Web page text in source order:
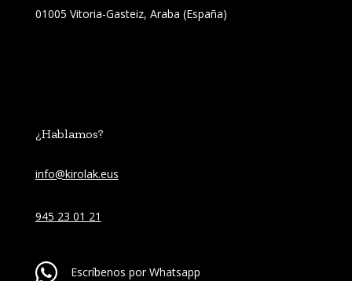
01005 Vitoria-Gasteiz, Araba (España)
¿Hablamos?
info@kirolak.eus
945 23 01 21
Escríbenos por Whatsapp